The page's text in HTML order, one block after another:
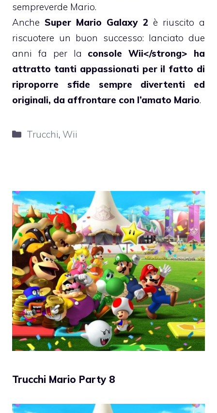
sempreverde Mario.
AncheSuper Mario Galaxy 2 è riuscito a
riscuotere un buon successo: lanciato due
anni fa per la console Wii</strong> ha
attratto tanti appassionati per il fatto di
riproporre sfide sempre divertenti ed
originali, da affrontare con l’amato Mario.
Categorie
Trucchi, Wii
Trucchi Mario Party 8